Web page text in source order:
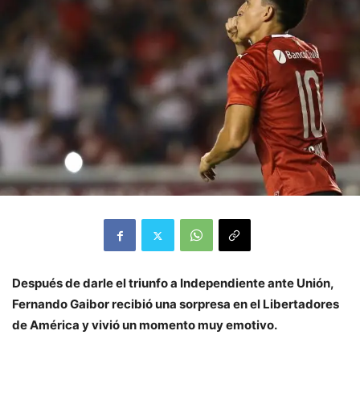
Después de darle el triunfo a Independiente ante Unión,
Fernando Gaibor recibió una sorpresa en el Libertadores
de América y vivió un momento muy emotivo.